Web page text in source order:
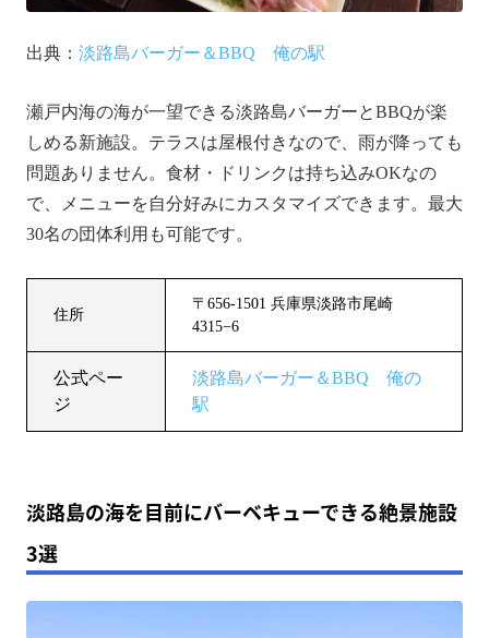
出典： 淡路島バーガー＆BBQ 俺の駅
瀬戸内海の海が一望できる淡路島バーガーとBBQが楽
しめる新施設。テラスは屋根付きなので、雨が降っても
問題ありません。​食材・ドリンクは持ち込みOKなの
で、メニューを自分好みにカスタマイズできます。最大
30名の団体利用も可能です。
住所
〒656-1501 兵庫県淡路市尾崎
4315−6
公式ペー
ジ
淡路島バーガー＆BBQ 俺の
駅
淡路島の海を目前にバーベキューできる絶景施設
3選